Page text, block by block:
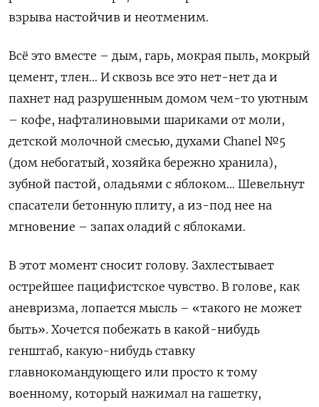
взрыва настойчив и неотменим.
Всё это вместе – дым, гарь, мокрая пыль, мокрый
цемент, тлен… И сквозь все это нет-нет да и
пахнет над разрушенным домом чем-то уютным
– кофе, нафталиновыми шариками от моли,
детской молочной смесью, духами Chanel №5
(дом небогатый, хозяйка бережно хранила),
зубной пастой, оладьями с яблоком… Шевельнут
спасатели бетонную плиту, а из-под нее на
мгновение – запах оладий с яблоками.
В этот момент сносит голову. Захлестывает
острейшее пацифистское чувство. В голове, как
аневризма, лопается мысль – «такого не может
быть». Хочется побежать в какой-нибудь
генштаб, какую-нибудь ставку
главнокомандующего или просто к тому
военному, который нажимал на гашетку,